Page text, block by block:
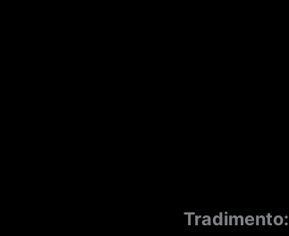
Tradimento: